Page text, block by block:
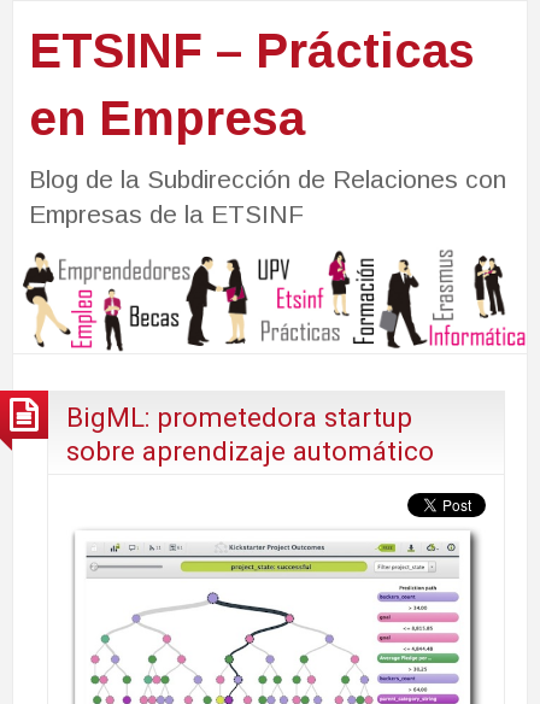
ETSINF – Prácticas
en Empresa
Blog de la Subdirección de Relaciones con
Empresas de la ETSINF
BigML: prometedora startup
sobre aprendizaje automático